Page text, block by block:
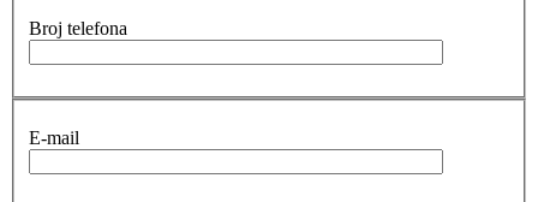
Broj telefona
E-mail